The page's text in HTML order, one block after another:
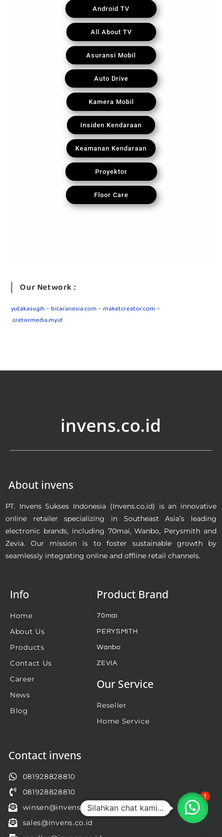
Android TV
All About TV
Asuransi Mobil
Auto Drive
Kamera Mobil
Insiden Kendaraan
Keamanan Kendaraan
Proyektor
Floor Care
Our Network :
yutakasugih–bicaranesia.com–maketcreator.com–
cretormedia.my.id
invens.co.id
About invens
PT. Invens Sukses Indonesia (Invens.co.id) is an innovative
online retailer specializing in Southeast Asia’s leading
electronic brands, including 70mai, Wanbo, Perysmith and
Zevia. Our mission is to foster sustainable growth by
seamlessly integrating online and offline retail channels.
Info
Home
About Us
Products
Contact Us
Career
News
Blog
Product Brand
70mai
PERYSMITH
Wanbo
ZEVIA
Our Service
Reseller
Home Service
Contact invens
081928828810
081928828810
winsen@invens.co.id
sales@invens.co.id
Silahkan chat kami...
1